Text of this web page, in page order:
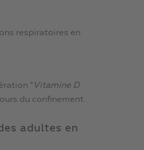
respiratoires en
“ Vitamine D
du confinement.
adultes en